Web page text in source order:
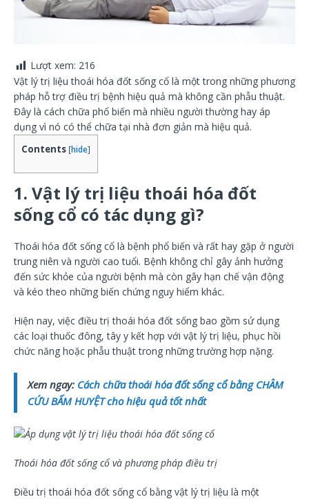
Lượt xem: 216
Vật lý trị liệu thoái hóa đốt sống cổ là một trong những phương
pháp hỗ trợ điều trị bệnh hiệu quả mà không cần phẫu thuật.
Đây là cách chữa phổ biến mà nhiều người thường hay áp
dụng vì nó có thể chữa tại nhà đơn giản mà hiệu quả.
Contents [hide]
1. Vật lý trị liệu thoái hóa đốt
sống cổ có tác dụng gì?
Thoái hóa đốt sống cổ là bệnh phổ biến và rất hay gặp ở người
trung niên và người cao tuổi. Bệnh không chỉ gây ảnh hưởng
đến sức khỏe của người bệnh mà còn gây hạn chế vận động
và kéo theo những biến chứng nguy hiểm khác.
Hiện nay, việc điều trị thoái hóa đốt sống bao gồm sử dụng
các loại thuốc đông, tây y kết hợp với vật lý trị liệu, phục hồi
chức năng hoặc phẫu thuật trong những trường hợp nặng.
Xem ngay: Cách chữa thoái hóa đốt sống cổ bằng CHÂM
CỨU BẤM HUYỆT cho hiệu quả tốt nhất
Thoái hóa đốt sống cổ và phương pháp điều trị
Điều trị thoái hóa đốt sống cổ bằng vật lý trị liệu là một